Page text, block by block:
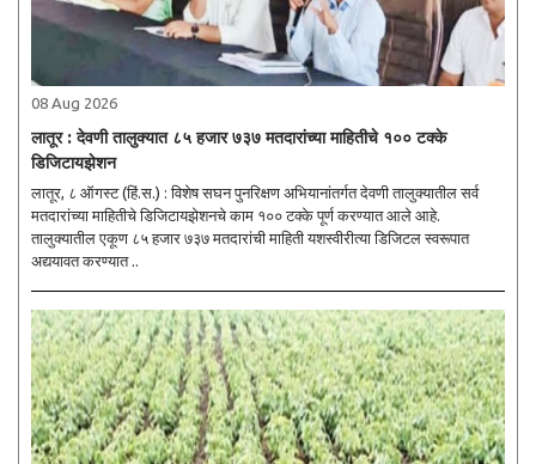
08 Aug 2026
लातूर : देवणी तालुक्यात ८५ हजार ७३७ मतदारांच्या माहितीचे १०० टक्के
डिजिटायझेशन
लातूर, ८ ऑगस्ट (हिं.स.) : विशेष सघन पुनरिक्षण अभियानांतर्गत देवणी तालुक्यातील सर्व
मतदारांच्या माहितीचे डिजिटायझेशनचे काम १०० टक्के पूर्ण करण्यात आले आहे.
तालुक्यातील एकूण ८५ हजार ७३७ मतदारांची माहिती यशस्वीरीत्या डिजिटल स्वरूपात
अद्ययावत करण्यात ..